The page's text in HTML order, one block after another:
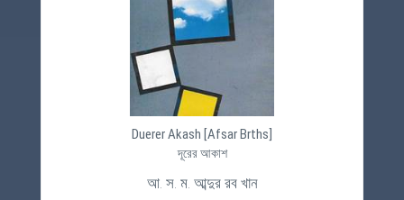
Duerer Akash [Afsar Brths]
দূরের আকাশ
আ. স. ম. আব্দুর রব খান